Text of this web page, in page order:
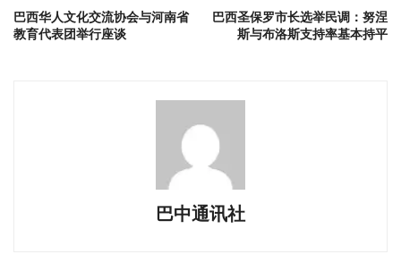
巴西华人文化交流协会与河南省
教育代表团举行座谈
巴西圣保罗市长选举民调：努涅
斯与布洛斯支持率基本持平
巴中通讯社